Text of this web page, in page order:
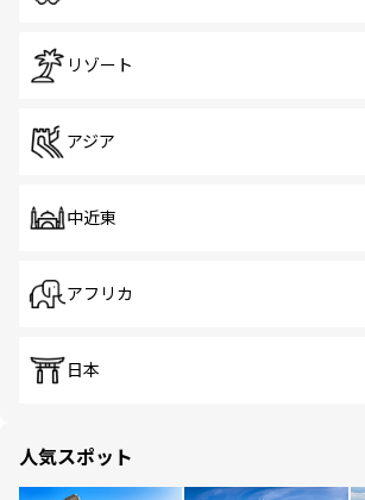
リゾート
アジア
中近東
アフリカ
日本
人気スポット